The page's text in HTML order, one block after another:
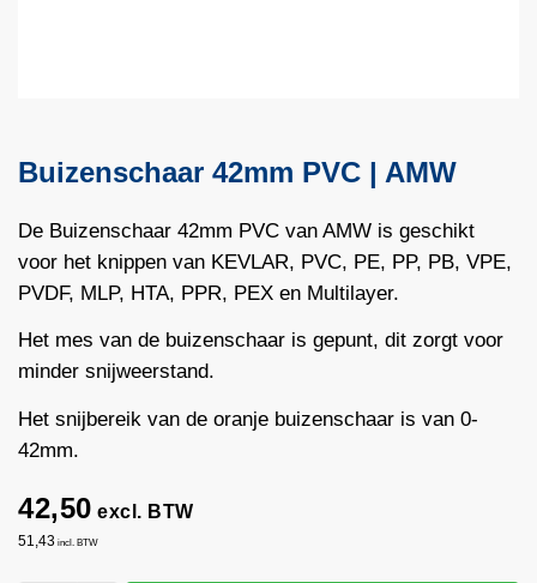
Buizenschaar 42mm PVC | AMW
De Buizenschaar 42mm PVC van AMW is geschikt
voor het knippen van KEVLAR, PVC, PE, PP, PB, VPE,
PVDF, MLP, HTA, PPR, PEX en Multilayer.
Het mes van de buizenschaar is gepunt, dit zorgt voor
minder snijweerstand.
Het snijbereik van de oranje buizenschaar is van 0-
42mm.
42,50 excl. BTW
51,43 incl. BTW